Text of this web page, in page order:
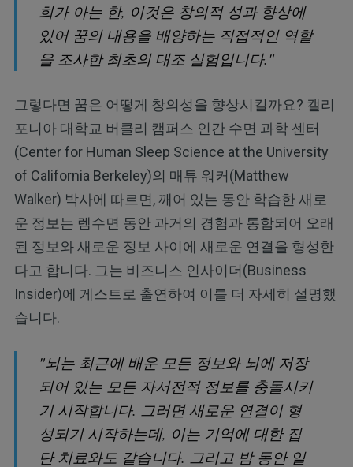
희가 아는 한, 이것은 창의적 성과 향상에
있어 꿈의 내용을 배양하는 직접적인 역할
을 조사한 최초의 대조 실험입니다."
그렇다면 꿈은 어떻게 창의성을 향상시킬까요? 캘리
포니아 대학교 버클리 캠퍼스 인간 수면 과학 센터
(Center for Human Sleep Science at the University
of California Berkeley)의 매튜 워커(Matthew
Walker) 박사에 따르면, 깨어 있는 동안 학습한 새로
운 정보는 렘수면 동안 과거의 경험과 통합되어 오래
된 정보와 새로운 정보 사이에 새로운 연결을 형성한
다고 합니다. 그는 비즈니스 인사이더(Business
Insider)에 게스트로 출연하여 이를 더 자세히 설명했
습니다.
"뇌는 최근에 배운 모든 정보와 뇌에 저장
되어 있는 모든 자서전적 정보를 충돌시키
기 시작합니다. 그러면 새로운 연결이 형
성되기 시작하는데, 이는 기억에 대한 집
단 치료와도 같습니다. 그리고 밤 동안 일